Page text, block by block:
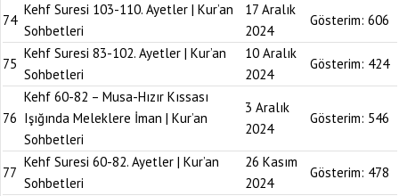
74
Kehf Suresi 103-110. Ayetler | Kur’an
Sohbetleri
17 Aralık
2024
Gösterim: 606
75
Kehf Suresi 83-102. Ayetler | Kur’an
Sohbetleri
10 Aralık
2024
Gösterim: 424
76
Kehf 60-82 – Musa-Hızır Kıssası
Işığında Meleklere İman | Kur’an
Sohbetleri
3 Aralık
2024
Gösterim: 546
77
Kehf Suresi 60-82. Ayetler | Kur’an
Sohbetleri
26 Kasım
2024
Gösterim: 478